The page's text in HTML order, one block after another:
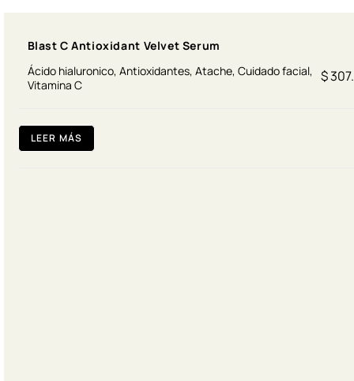
Blast C Antioxidant Velvet Serum
Ácido hialuronico, Antioxidantes, Atache, Cuidado facial,
Vitamina C
$
LEER MÁS